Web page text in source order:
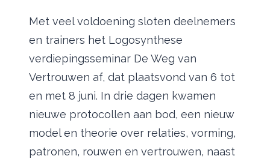
Met veel voldoening sloten deelnemers
en trainers het Logosynthese
verdiepingsseminar De Weg van
Vertrouwen af, dat plaatsvond van 6 tot
en met 8 juni. In drie dagen kwamen
nieuwe protocollen aan bod, een nieuw
model en theorie over relaties, vorming,
patronen, rouwen en vertrouwen, naast